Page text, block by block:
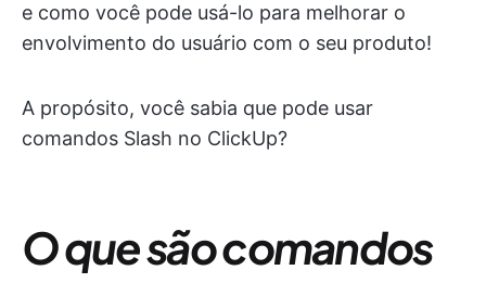
e como você pode usá-lo para melhorar o
envolvimento do usuário com o seu produto!
A propósito, você sabia que pode usar
comandos Slash no ClickUp?
O que são comandos